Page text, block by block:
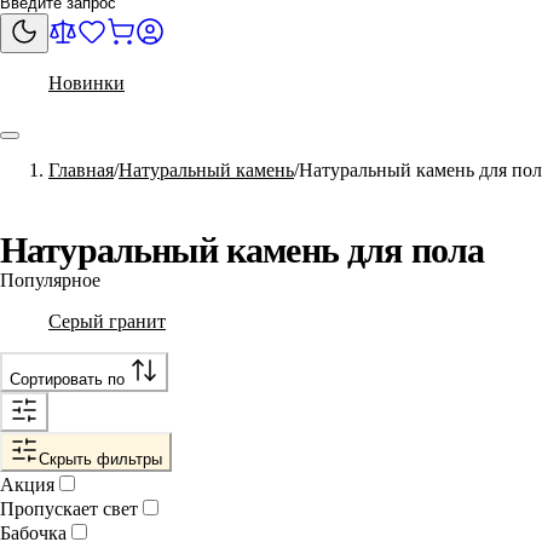
Новинки
Главная Натуральный камень Натуральный камень для
Натуральный камень для пола
Популярное
Серый гранит
Сортировать по
Скрыть фильтры
Акция
Пропускает свет
Бабочка